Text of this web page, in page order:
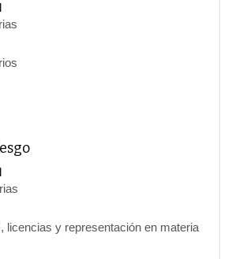
licencias y representación en materia